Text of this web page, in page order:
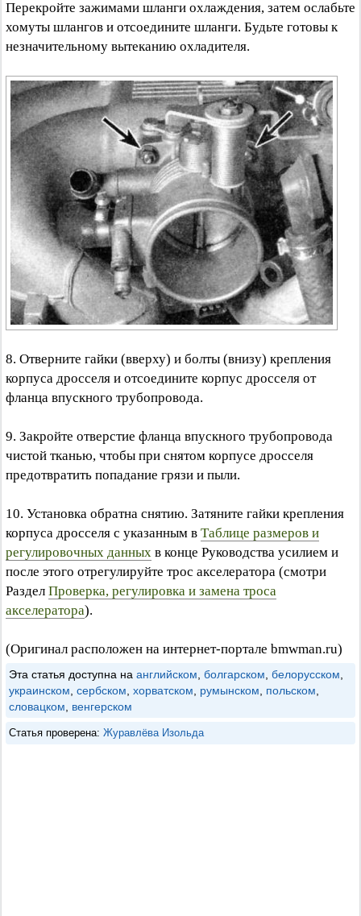
Перекройте зажимами шланги охлаждения, затем ослабьте
хомуты шлангов и отсоедините шланги. Будьте готовы к
незначительному вытеканию охладителя.
8. Отверните гайки (вверху) и болты (внизу) крепления
корпуса дросселя и отсоедините корпус дросселя от
фланца впускного трубопровода.
9. Закройте отверстие фланца впускного трубопровода
чистой тканью, чтобы при снятом корпусе дросселя
предотвратить попадание грязи и пыли.
10. Установка обратна снятию. Затяните гайки крепления
корпуса дросселя с указанным в Таблице размеров и
регулировочных данных в конце Руководства усилием и
после этого отрегулируйте трос акселератора (смотри
Раздел Проверка, регулировка и замена троса
акселератора).
(Оригинал расположен на интернет-портале bmwman.ru)
Эта статья доступна на английском болгарском белорусском
украинском сербском хорватском румынском польском
словацком
венгерском
Статья проверена: Журавлёва Изольда